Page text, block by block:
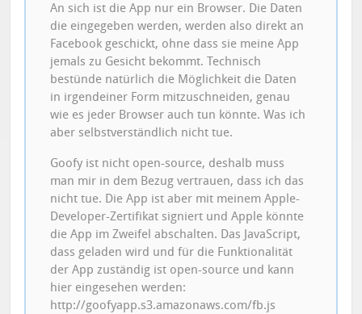
An sich ist die App nur ein Browser. Die Daten
die eingegeben werden, werden also direkt an
Facebook geschickt, ohne dass sie meine App
jemals zu Gesicht bekommt. Technisch
bestünde natürlich die Möglichkeit die Daten
in irgendeiner Form mitzuschneiden, genau
wie es jeder Browser auch tun könnte. Was ich
aber selbstverständlich nicht tue.
Goofy ist nicht open-source, deshalb muss
man mir in dem Bezug vertrauen, dass ich das
nicht tue. Die App ist aber mit meinem Apple-
Developer-Zertifikat signiert und Apple könnte
die App im Zweifel abschalten. Das JavaScript,
dass geladen wird und für die Funktionalität
der App zuständig ist open-source und kann
hier eingesehen werden:
http://goofyapp.s3.amazonaws.com/fb.js